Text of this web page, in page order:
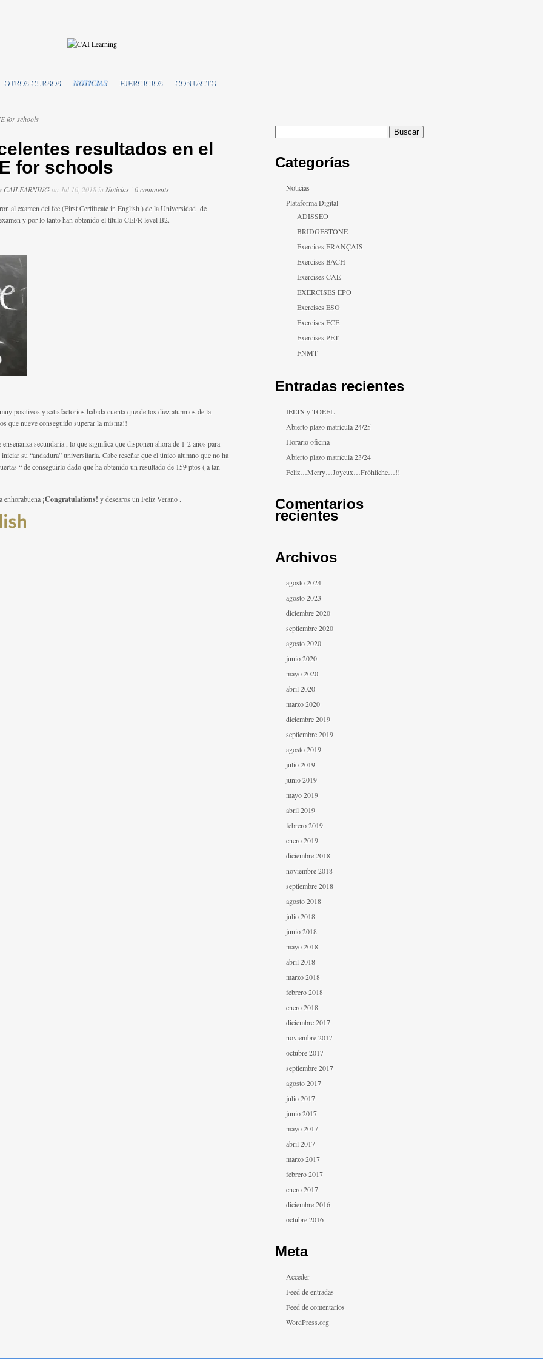
OTROS CURSOS NOTICIAS EJERCICIOS CONTACTO
for schools
resultados en el
for schools
CAILEARNINGon Jul 10, 2018 in Noticias | 0 comments
al examen del fce (First Certificate in English ) de la Universidad de
y por lo tanto han obtenido el título CEFR level B2.
positivos y satisfactorios habida cuenta que de los diez alumnos de la
que nueve conseguido superar la misma!!
secundaria , lo que significa que disponen ahora de 1-2 años para
su “andadura” universitaria. Cabe reseñar que el único alumno que no ha
“ de conseguirlo dado que ha obtenido un resultado de 159 ptos ( a tan
enhorabuena ¡Congratulations! y desearos un Feliz Verano .
Categorías
Noticias
Plataforma Digital
ADISSEO
BRIDGESTONE
Exercices FRANÇAIS
Exercises BACH
Exercises CAE
EXERCISES EPO
Exercises ESO
Exercises FCE
Exercises PET
FNMT
Entradas recientes
IELTS y TOEFL
Abierto plazo matrícula 24/25
Horario oficina
Abierto plazo matrícula 23/24
Feliz…Merry…Joyeux…Fröhliche…!!
Comentarios
recientes
Archivos
agosto 2024
agosto 2023
diciembre 2020
septiembre 2020
agosto 2020
junio 2020
mayo 2020
abril 2020
marzo 2020
diciembre 2019
septiembre 2019
agosto 2019
julio 2019
junio 2019
mayo 2019
abril 2019
febrero 2019
enero 2019
diciembre 2018
noviembre 2018
septiembre 2018
agosto 2018
julio 2018
junio 2018
mayo 2018
abril 2018
marzo 2018
febrero 2018
enero 2018
diciembre 2017
noviembre 2017
octubre 2017
septiembre 2017
agosto 2017
julio 2017
junio 2017
mayo 2017
abril 2017
marzo 2017
febrero 2017
enero 2017
diciembre 2016
octubre 2016
Meta
Acceder
Feed de entradas
Feed de comentarios
WordPress.org